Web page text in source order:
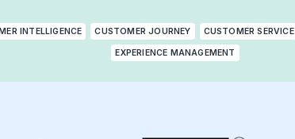
INTELLIGENCE CUSTOMER JOURNEY CUSTOMER SERVICE
EXPERIENCE MANAGEMENT